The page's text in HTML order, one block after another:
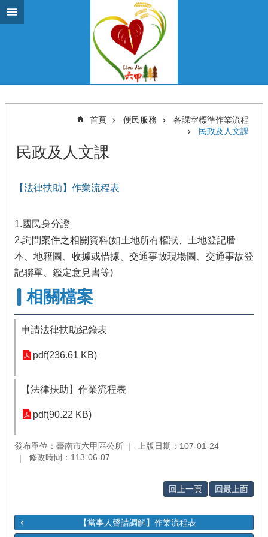
跳到主要內容區塊
首頁 便民服務
各課室標準作業流程
民政及人文課
民政及人文課
【法律扶助】作業流程表
1.國民身分證
2.詢問案件之相關資料(如土地所有權狀、土地登記謄
本、地籍圖、收據或借據、交通事故現場圖、交通事故登
記聯單、鑑定意見書等)
相關檔案
申請法律扶助紀錄表
pdf(236.61 KB)
【法律扶助】作業流程表
pdf(90.22 KB)
發布單位：臺南市六甲區公所
上版日期：107-01-24
修改時間：113-06-07
回上一頁 回最上面
【當事人聲請調解】作業流程表